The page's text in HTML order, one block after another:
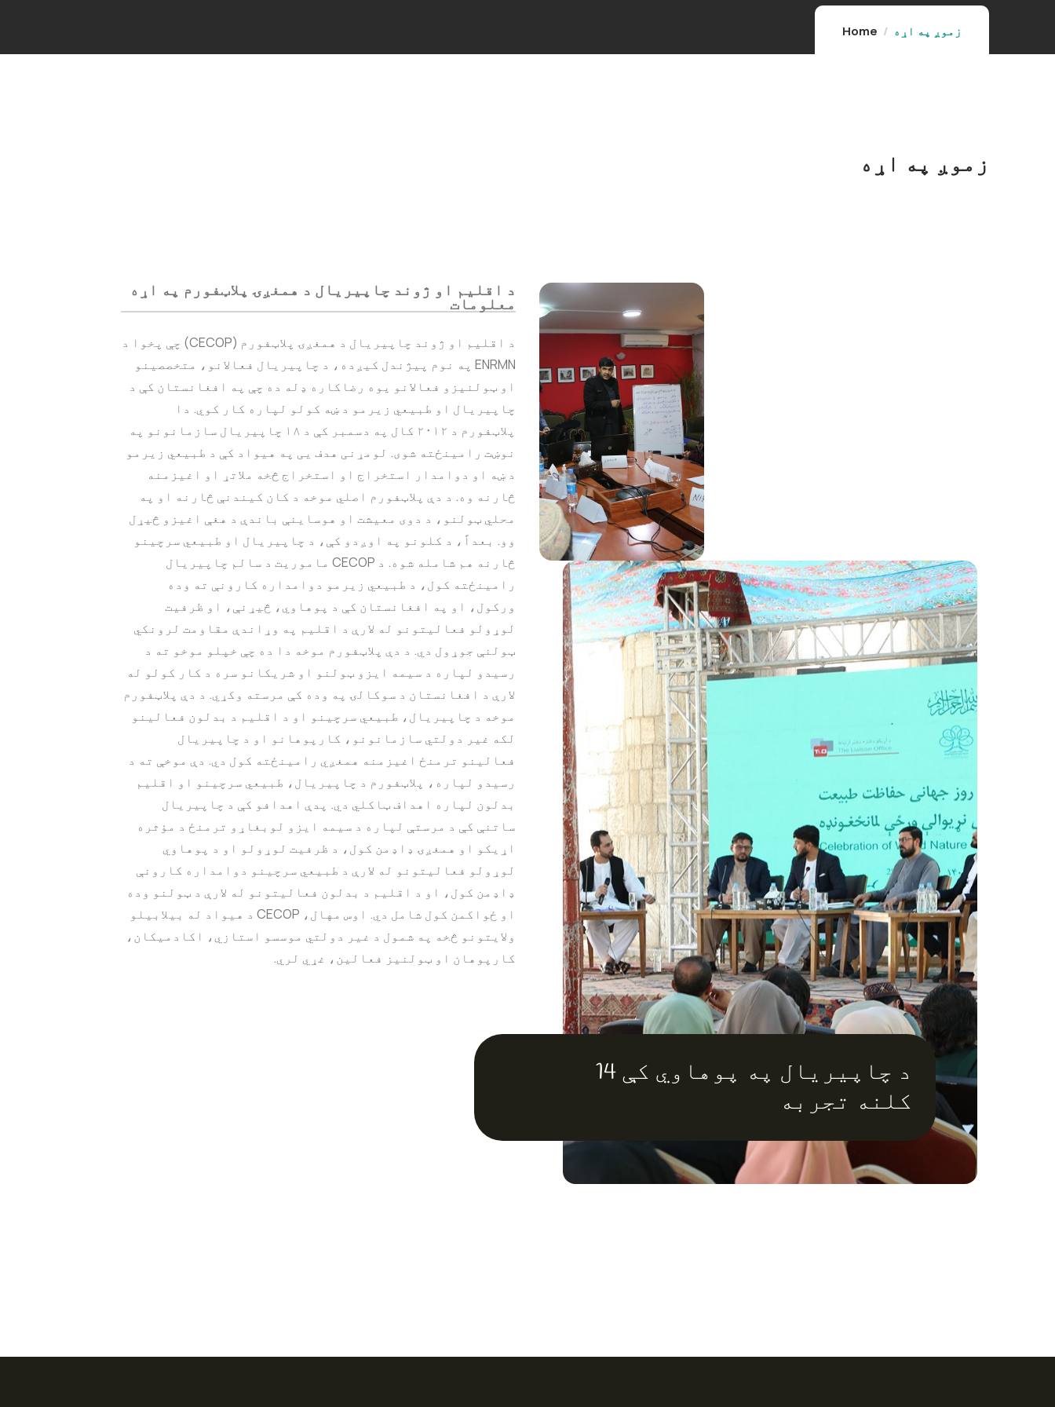
Home زموږ په اړه
زموږ په اړه
د چاپیریال په پوهاوي کې 14
کلنه تجربه
د اقلیم او ژوند چاپیریال د همغږۍ پلاټفورم په اړه
معلومات
د اقلیم او ژوند چاپیریال د همغږۍ پلاټفورم (CECOP) چې پخوا د
ENRMN په نوم پیژندل کیږده، د چاپیریال فعالانو، متخصصینو
او ټولنیزو فعالانو یوه رضاکاره ډله ده چې په افغانستان کې د
چاپیریال او طبیعي زیرمو د ښه کولو لپاره کار کوي. دا
پلاټفورم د ۲۰۱۲ کال په دسمبر کې د ۱۸ چاپیریال سازمانونو په
نوښت رامینځته شوی. لومړنی هدف یی په هیواد کې د طبیعي زیرمو
د ښه او دوامدار استخراج او استخراج څخه ملاتړ او اغیزمنه
څارنه وه. د دې پلاټفورم اصلي موخه د کان کیندنې څارنه او په
محلي ټولنو، د دوی معیشت او هوساینې باندې د هغې اغیزو څیړل
وو. بعداً، د کلونو په اوږدو کې، د چاپیریال او طبیعي سرچینو
څارنه هم شامله شوه. د CECOP ماموریت د سالم چاپیریال
رامینځته کول، د طبیعي زیرمو دوامداره کارونې ته وده
ورکول، او په افغانستان کې د پوهاوي، څیړنې، او ظرفیت
لوړولو فعالیتونو له لارې د اقلیم په وړاندې مقاومت لرونکي
ټولنې جوړول دي. د دې پلاټفورم موخه دا ده چې خپلو موخو ته د
رسیدو لپاره د سیمه ایزو ټولنو او شریکانو سره د کار کولو له
لارې د افغانستان د سوکالۍ په وده کې مرسته وکړي. د دې پلاټفورم
موخه د چاپیریال، طبیعي سرچینو او د اقلیم د بدلون فعالینو
لکه غیر دولتي سازمانونو، کارپوهانو او د چاپیریال
فعالینو ترمنځ اغیزمنه همغږي رامینځته کول دي. دې موخې ته د
رسیدو لپاره، پلاټفورم د چاپیریال، طبیعي سرچینو او اقلیم
بدلون لپاره اهداف ټاکلي دي. پدې اهدافو کې د چاپیریال
ساتنې کې د مرستې لپاره د سیمه ایزو لوبغاړو ترمنځ د مؤثره
اړیکو او همغږۍ ډاډمن کول، د ظرفیت لوړولو او د پوهاوي
لوړولو فعالیتونو له لارې د طبیعي سرچینو دوامداره کارونې
ډاډمن کول، او د اقلیم د بدلون فعالیتونو له لارې د ټولنو وده
او ځواکمن کول شامل دي. اوس مهال، CECOP د هیواد له بیلابیلو
ولایتونو څخه په شمول د غیر دولتي موسسو استازي، اکادمیکان،
کارپوهان او ټولنیز فعالین، غړي لري.